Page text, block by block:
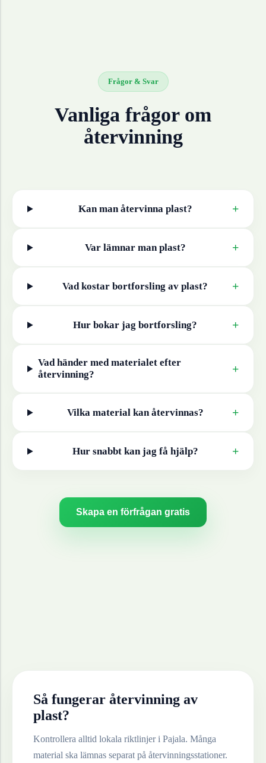
Frågor & Svar
Vanliga frågor om
återvinning
Kan man återvinna plast? +
Var lämnar man plast? +
Vad kostar bortforsling av plast? +
Hur bokar jag bortforsling? +
Vad händer med materialet efter
återvinning?
+
Vilka material kan återvinnas? +
Hur snabbt kan jag få hjälp? +
Skapa en förfrågan gratis
Så fungerar återvinning av
plast?
Kontrollera alltid lokala riktlinjer i Pajala. Många
material ska lämnas separat på återvinningsstationer.